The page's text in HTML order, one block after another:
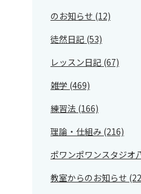
のお知らせ (12)
徒然日記 (53)
レッスン日記 (67)
雑学 (469)
練習法 (166)
理論・仕組み (216)
ポワンポワンスタジオ
教室からのお知らせ